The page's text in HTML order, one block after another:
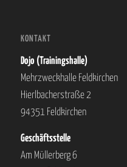
KONTAKT
Dojo (Trainingshalle)
Mehrzweckhalle Feldkirchen
Hierlbacherstraße 2
94351 Feldkirchen
Geschäftsstelle
Am Müllerberg 6